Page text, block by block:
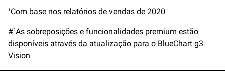
1 Com base nos relatórios de vendas de 2020
#2As sobreposições e funcionalidades premium estão
disponíveis através da atualização para o BlueChart g3
Vision